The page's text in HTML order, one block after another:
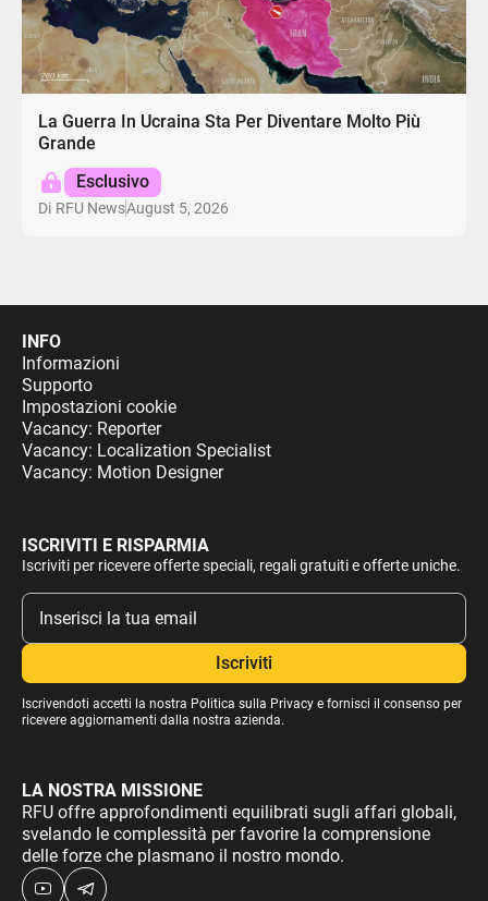
La Guerra In Ucraina Sta Per Diventare Molto Più
Grande
Esclusivo
Di RFU NewsAugust 5, 2026
INFO
Informazioni
Supporto
Impostazioni cookie
Vacancy: Reporter
Vacancy: Localization Specialist
Vacancy: Motion Designer
ISCRIVITI E RISPARMIA
Iscriviti per ricevere offerte speciali, regali gratuiti e offerte uniche.
Iscrivendoti accetti la nostra Politica sulla Privacye fornisci il consenso per
ricevere aggiornamenti dalla nostra azienda.
LA NOSTRA MISSIONE
RFU offre approfondimenti equilibrati sugli affari globali,
svelando le complessità per favorire la comprensione
delle forze che plasmano il nostro mondo.